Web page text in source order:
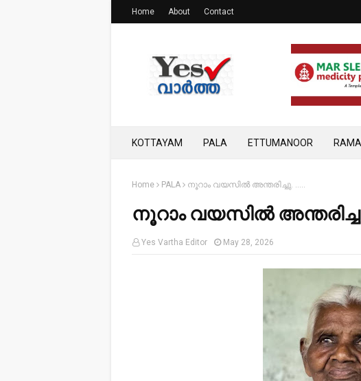
Home About Contact
KOTTAYAM PALA ETTUMANOOR
Home PALA നൂറാം വയസിൽ അന്തരിച്ചു. .....
നൂറാം വയസിൽ
Yes Vartha Editor May 28, 2026